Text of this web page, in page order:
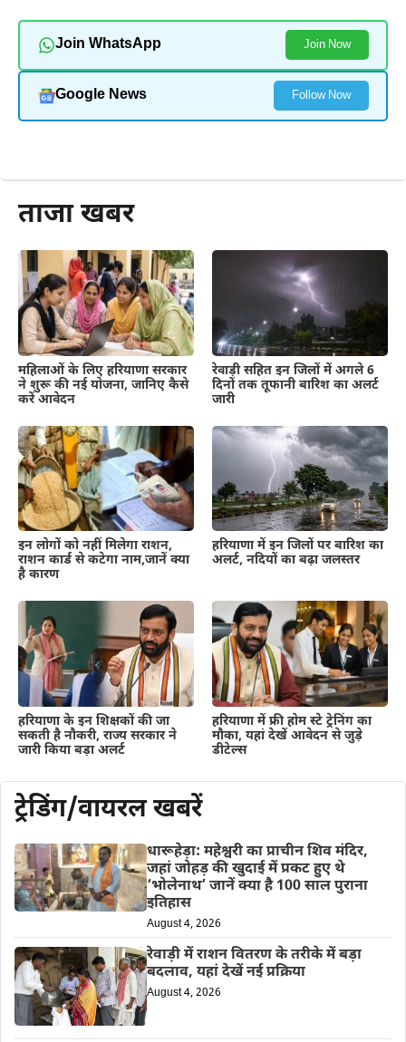
Join WhatsApp Join Now
Google News Follow Now
ताजा खबर
महिलाओं के लिए हरियाणा सरकार
ने शुरू की नई योजना, जानिए कैसे
करें आवेदन
रेवाड़ी सहित इन जिलों में अगले 6
दिनों तक तूफानी बारिश का अलर्ट
जारी
इन लोगों को नहीं मिलेगा राशन,
राशन कार्ड से कटेगा नाम,जानें क्या
है कारण
हरियाणा में इन जिलों पर बारिश का
अलर्ट, नदियों का बढ़ा जलस्तर
हरियाणा के इन शिक्षकों की जा
सकती है नौकरी, राज्य सरकार ने
जारी किया बड़ा अलर्ट
हरियाणा में फ्री होम स्टे ट्रेनिंग का
मौका, यहां देखें आवेदन से जुड़े
डीटेल्स
ट्रेडिंग/वायरल खबरें
धारूहेड़ा: महेश्वरी का प्राचीन शिव मंदिर,
जहां जोहड़ की खुदाई में प्रकट हुए थे
‘भोलेनाथ’ जानें क्या है 100 साल पुराना
इतिहास
August 4, 2026
रेवाड़ी में राशन वितरण के तरीके में बड़ा
बदलाव, यहां देखें नई प्रक्रिया
August 4, 2026